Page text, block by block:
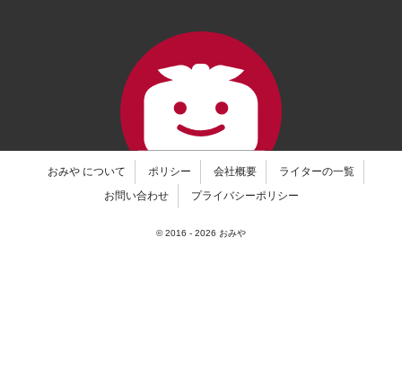
おみや について ポリシー 会社概要
ライターの一覧
お問い合わせ
プライバシーポリシー
© 2016 - 2026 おみや